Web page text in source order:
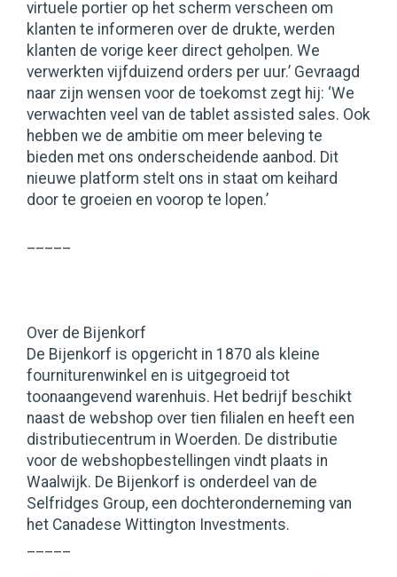
virtuele portier op het scherm verscheen om
klanten te informeren over de drukte, werden
klanten de vorige keer direct geholpen. We
verwerkten vijfduizend orders per uur.’ Gevraagd
naar zijn wensen voor de toekomst zegt hij: ‘We
verwachten veel van de tablet assisted sales. Ook
hebben we de ambitie om meer beleving te
bieden met ons onderscheidende aanbod. Dit
nieuwe platform stelt ons in staat om keihard
door te groeien en voorop te lopen.’
Over de Bijenkorf
De Bijenkorf is opgericht in 1870 als kleine
fourniturenwinkel en is uitgegroeid tot
toonaangevend warenhuis. Het bedrijf beschikt
naast de webshop over tien filialen en heeft een
distributiecentrum in Woerden. De distributie
voor de webshopbestellingen vindt plaats in
Waalwijk. De Bijenkorf is onderdeel van de
Selfridges Group, een dochteronderneming van
het Canadese Wittington Investments.